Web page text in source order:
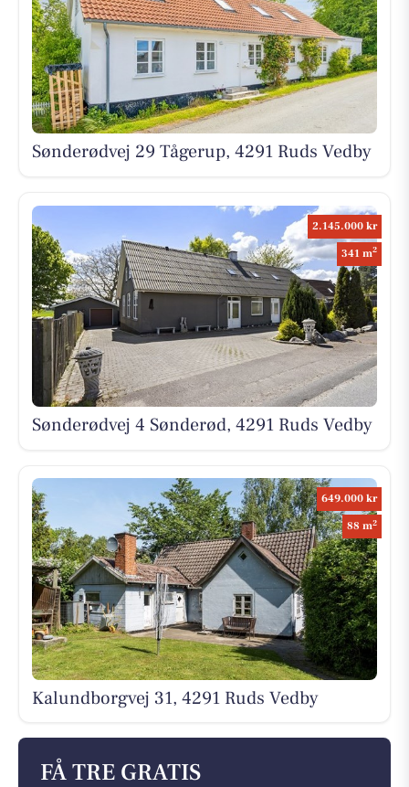
Sønderødvej 29 Tågerup, 4291 Ruds Vedby
2.145.000 kr
341 m2
Sønderødvej 4 Sønderød, 4291 Ruds Vedby
649.000 kr
88 m2
Kalundborgvej 31, 4291 Ruds Vedby
FÅ TRE GRATIS